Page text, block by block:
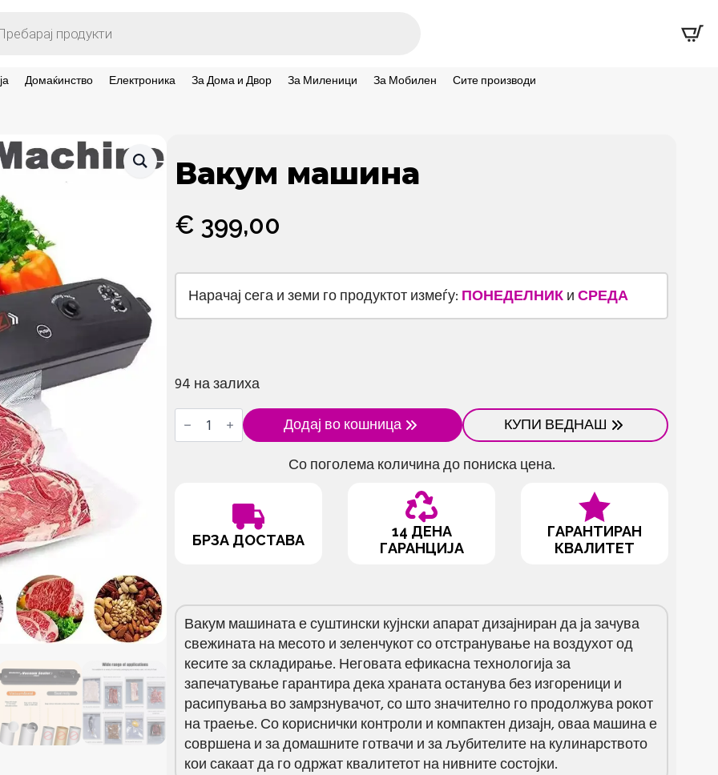
Домаќинство Електроника За Дома и Двор За Миленици За Мобилен Сите производи
Вакум машина
€ 399,00
Нарачај сега и земи го продуктот измеѓу: ПОНЕДЕЛНИК и СРЕДА
94 на залиха
Вакум
машина
количина
Додај во кошница
КУПИ ВЕДНАШ
Со поголема количина до пониска цена.
БРЗА ДОСТАВА
14 ДЕНА
ГАРАНЦИЈА
ГАРАНТИРАН
КВАЛИТЕТ
Вакум машината е суштински кујнски апарат дизајниран да ја зачува
свежината на месото и зеленчукот со отстранување на воздухот од
кесите за складирање. Неговата ефикасна технологија за
запечатување гарантира дека храната останува без изгореници и
расипувања во замрзнувачот, со што значително го продолжува рокот
на траење. Со кориснички контроли и компактен дизајн, оваа машина е
совршена и за домашните готвачи и за љубителите на кулинарството
кои сакаат да го одржат квалитетот на нивните состојки.